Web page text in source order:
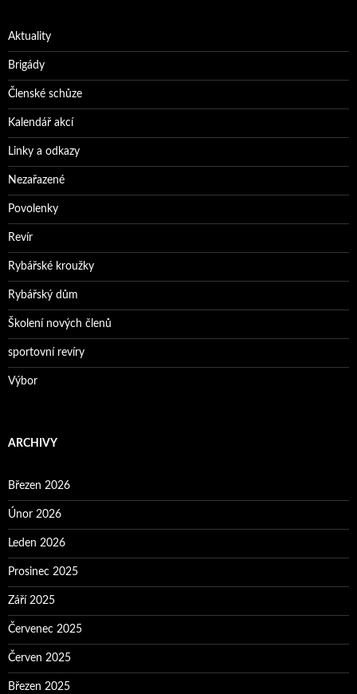
Aktuality
Brigády
Členské schůze
Kalendář akcí
Linky a odkazy
Nezařazené
Povolenky
Revír
Rybářské kroužky
Rybářský dům
Školení nových členů
sportovní revíry
Výbor
ARCHIVY
Březen 2026
Únor 2026
Leden 2026
Prosinec 2025
Září 2025
Červenec 2025
Červen 2025
Březen 2025